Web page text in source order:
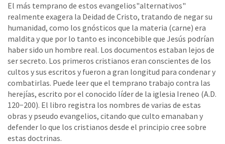
El más temprano de estos evangelios"alternativos"
realmente exagera la Deidad de Cristo, tratando de negar su
humanidad, como los gnósticos que la materia (carne) era
maldita y que por lo tanto es inconcebible que Jesús podrían
haber sido un hombre real. Los documentos estaban lejos de
ser secreto. Los primeros cristianos eran conscientes de los
cultos y sus escritos y fueron a gran longitud para condenar y
combatirlas. Puede leer que el temprano trabajo contra las
herejías, escrito por el conocido líder de la iglesia Ireneo (A.D.
120−200). El libro registra los nombres de varias de estas
obras y pseudo evangelios, citando que culto emanaban y
defender lo que los cristianos desde el principio cree sobre
estas doctrinas.